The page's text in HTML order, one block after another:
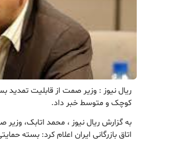
ریال نیوز : وزیر صمت از قابلیت تمدید
کوچک و متوسط خبر داد.
به گزارش ریال نیوز ، محمد اتابک،
اتاق بازرگانی ایران اعلام کرد: بسته